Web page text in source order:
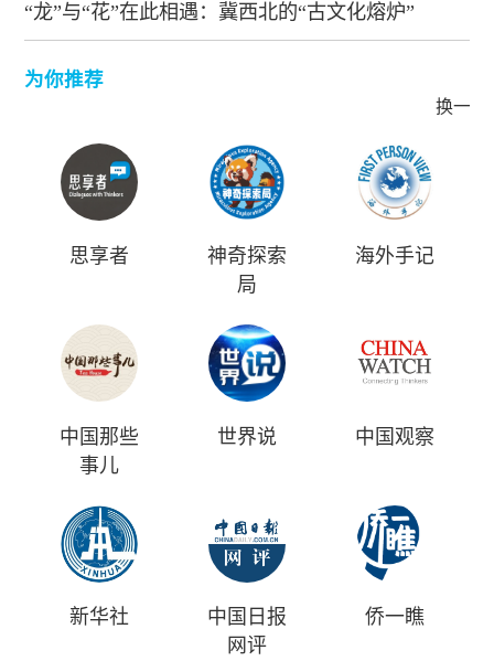
“龙”与“花”在此相遇：冀西北的“古文化熔炉”
为你推荐
换一批
思享者
神奇探索
局
海外手记
中国那些
事儿
世界说 中国观察
新华社
中国日报
网评
侨一瞧